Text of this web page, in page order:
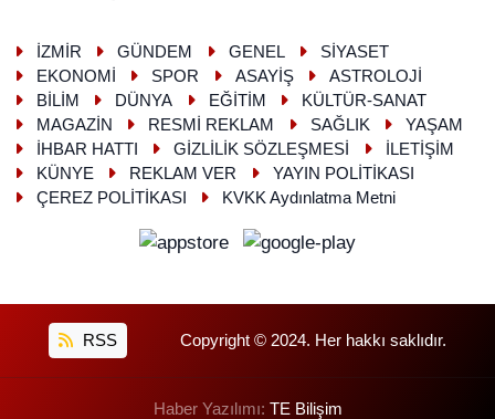
İZMİR GÜNDEM GENEL
SİYASET
EKONOMİ
SPOR ASAYİŞ
ASTROLOJİ
BİLİM
DÜNYA EĞİTİM
KÜLTÜR-SANAT
MAGAZİN
RESMİ REKLAM SAĞLIK
YAŞAM
İHBAR HATTI
GİZLİLİK SÖZLEŞMESİ
İLETİŞİM
KÜNYE
REKLAM VER
YAYIN POLİTİKASI
ÇEREZ POLİTİKASI
KVKK Aydınlatma Metni
RSS Copyright © 2024. Her hakkı saklıdır.
Haber Yazılımı: TE Bilişim